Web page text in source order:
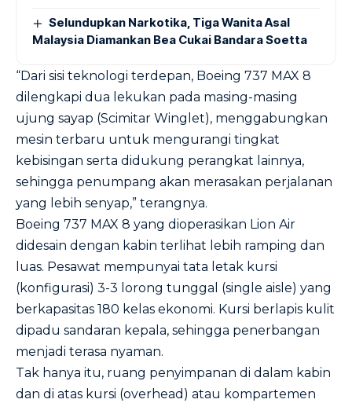
Selundupkan Narkotika, Tiga Wanita Asal
Malaysia Diamankan Bea Cukai Bandara Soetta
“Dari sisi teknologi terdepan, Boeing 737 MAX 8
dilengkapi dua lekukan pada masing-masing
ujung sayap (Scimitar Winglet), menggabungkan
mesin terbaru untuk mengurangi tingkat
kebisingan serta didukung perangkat lainnya,
sehingga penumpang akan merasakan perjalanan
yang lebih senyap,” terangnya.
Boeing 737 MAX 8 yang dioperasikan Lion Air
didesain dengan kabin terlihat lebih ramping dan
luas. Pesawat mempunyai tata letak kursi
(konfigurasi) 3-3 lorong tunggal (single aisle) yang
berkapasitas 180 kelas ekonomi. Kursi berlapis kulit
dipadu sandaran kepala, sehingga penerbangan
menjadi terasa nyaman.
Tak hanya itu, ruang penyimpanan di dalam kabin
dan di atas kursi (overhead) atau kompartemen